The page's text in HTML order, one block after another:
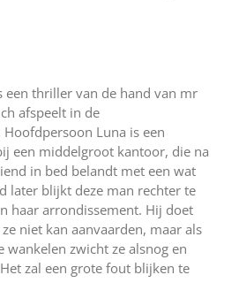
een thriller van de hand van mr
afspeelt in de
Luna is een
een middelgroot kantoor, die na
in bed belandt met een wat
later blijkt deze man rechter te
haar arrondissement. Hij doet
niet kan aanvaarden, maar als
wankelen zwicht ze alsnog en
zal een grote fout blijken te